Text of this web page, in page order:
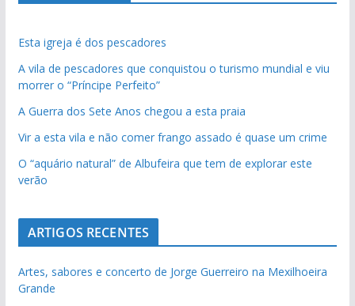
Esta igreja é dos pescadores
A vila de pescadores que conquistou o turismo mundial e viu
morrer o “Príncipe Perfeito”
A Guerra dos Sete Anos chegou a esta praia
Vir a esta vila e não comer frango assado é quase um crime
O “aquário natural” de Albufeira que tem de explorar este
verão
ARTIGOS RECENTES
Artes, sabores e concerto de Jorge Guerreiro na Mexilhoeira
Grande